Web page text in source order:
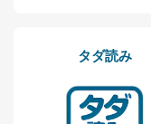
タダ読み